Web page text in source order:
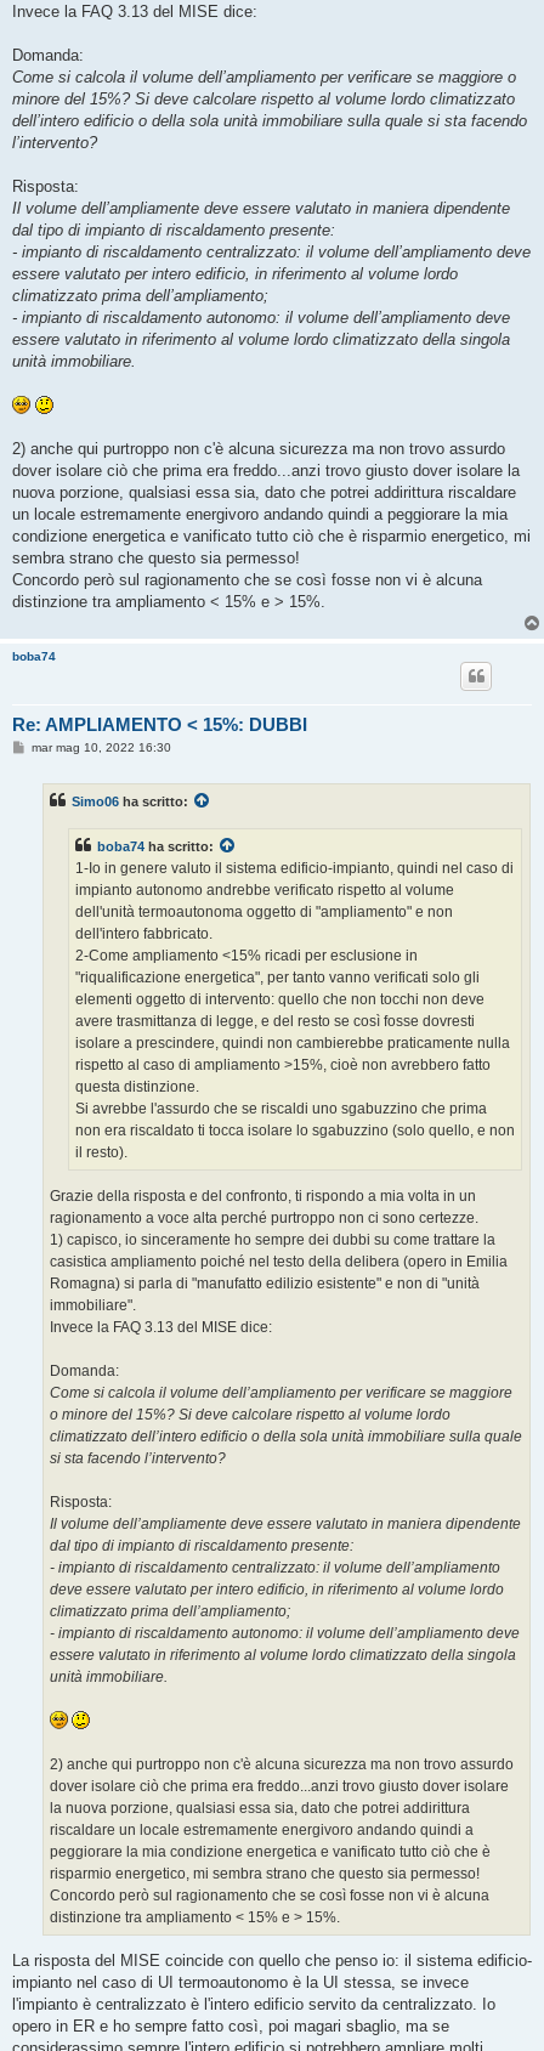
Invece la FAQ 3.13 del MISE dice:
Domanda:
Come si calcola il volume dell’ampliamento per verificare se maggiore o
minore del 15%? Si deve calcolare rispetto al volume lordo climatizzato
dell’intero edificio o della sola unità immobiliare sulla quale si sta facendo
l’intervento?
Risposta:
Il volume dell’ampliamente deve essere valutato in maniera dipendente
dal tipo di impianto di riscaldamento presente:
- impianto di riscaldamento centralizzato: il volume dell’ampliamento deve
essere valutato per intero edificio, in riferimento al volume lordo
climatizzato prima dell’ampliamento;
- impianto di riscaldamento autonomo: il volume dell’ampliamento deve
essere valutato in riferimento al volume lordo climatizzato della singola
unità immobiliare.
2) anche qui purtroppo non c'è alcuna sicurezza ma non trovo assurdo
dover isolare ciò che prima era freddo...anzi trovo giusto dover isolare la
nuova porzione, qualsiasi essa sia, dato che potrei addirittura riscaldare
un locale estremamente energivoro andando quindi a peggiorare la mia
condizione energetica e vanificato tutto ciò che è risparmio energetico, mi
sembra strano che questo sia permesso!
Concordo però sul ragionamento che se così fosse non vi è alcuna
distinzione tra ampliamento < 15% e > 15%.
boba74
Re: AMPLIAMENTO < 15%: DUBBI
Mmar mag 10, 2022 16:30
Simo06 ha scritto:
boba74 ha scritto:
1-Io in genere valuto il sistema edificio-impianto, quindi nel caso di
impianto autonomo andrebbe verificato rispetto al volume
dell'unità termoautonoma oggetto di "ampliamento" e non
dell'intero fabbricato.
2-Come ampliamento <15% ricadi per esclusione in
"riqualificazione energetica", per tanto vanno verificati solo gli
elementi oggetto di intervento: quello che non tocchi non deve
avere trasmittanza di legge, e del resto se così fosse dovresti
isolare a prescindere, quindi non cambierebbe praticamente nulla
rispetto al caso di ampliamento >15%, cioè non avrebbero fatto
questa distinzione.
Si avrebbe l'assurdo che se riscaldi uno sgabuzzino che prima
non era riscaldato ti tocca isolare lo sgabuzzino (solo quello, e non
il resto).
Grazie della risposta e del confronto, ti rispondo a mia volta in un
ragionamento a voce alta perché purtroppo non ci sono certezze.
1) capisco, io sinceramente ho sempre dei dubbi su come trattare la
casistica ampliamento poiché nel testo della delibera (opero in Emilia
Romagna) si parla di "manufatto edilizio esistente" e non di "unità
immobiliare".
Invece la FAQ 3.13 del MISE dice:
Domanda:
Come si calcola il volume dell’ampliamento per verificare se maggiore
o minore del 15%? Si deve calcolare rispetto al volume lordo
climatizzato dell’intero edificio o della sola unità immobiliare sulla quale
si sta facendo l’intervento?
Risposta:
Il volume dell’ampliamente deve essere valutato in maniera dipendente
dal tipo di impianto di riscaldamento presente:
- impianto di riscaldamento centralizzato: il volume dell’ampliamento
deve essere valutato per intero edificio, in riferimento al volume lordo
climatizzato prima dell’ampliamento;
- impianto di riscaldamento autonomo: il volume dell’ampliamento deve
essere valutato in riferimento al volume lordo climatizzato della singola
unità immobiliare.
2) anche qui purtroppo non c'è alcuna sicurezza ma non trovo assurdo
dover isolare ciò che prima era freddo...anzi trovo giusto dover isolare
la nuova porzione, qualsiasi essa sia, dato che potrei addirittura
riscaldare un locale estremamente energivoro andando quindi a
peggiorare la mia condizione energetica e vanificato tutto ciò che è
risparmio energetico, mi sembra strano che questo sia permesso!
Concordo però sul ragionamento che se così fosse non vi è alcuna
distinzione tra ampliamento < 15% e > 15%.
La risposta del MISE coincide con quello che penso io: il sistema edificio-
impianto nel caso di UI termoautonomo è la UI stessa, se invece
l'impianto è centralizzato è l'intero edificio servito da centralizzato. Io
opero in ER e ho sempre fatto così, poi magari sbaglio, ma se